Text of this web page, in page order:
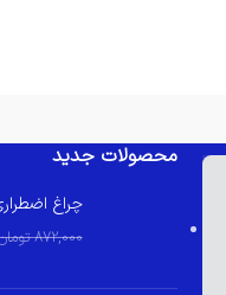
محصولات جدید
چراغ
872,000